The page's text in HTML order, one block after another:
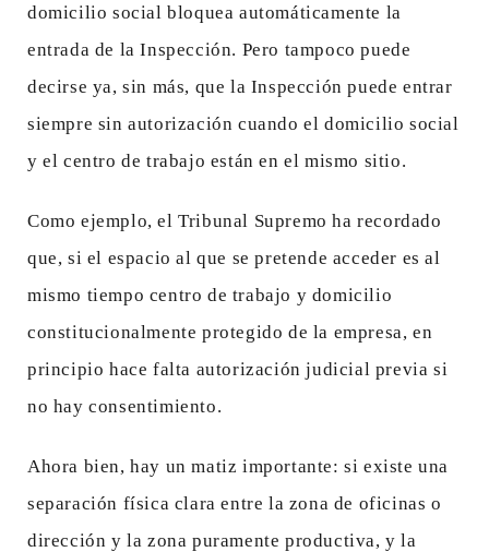
domicilio social bloquea automáticamente la
entrada de la Inspección. Pero tampoco puede
decirse ya, sin más, que la Inspección puede entrar
siempre sin autorización cuando el domicilio social
y el centro de trabajo están en el mismo sitio.
Como ejemplo, el Tribunal Supremo ha recordado
que, si el espacio al que se pretende acceder es al
mismo tiempo centro de trabajo y domicilio
constitucionalmente protegido de la empresa, en
principio hace falta autorización judicial previa si
no hay consentimiento.
Ahora bien, hay un matiz importante: si existe una
separación física clara entre la zona de oficinas o
dirección y la zona puramente productiva, y la